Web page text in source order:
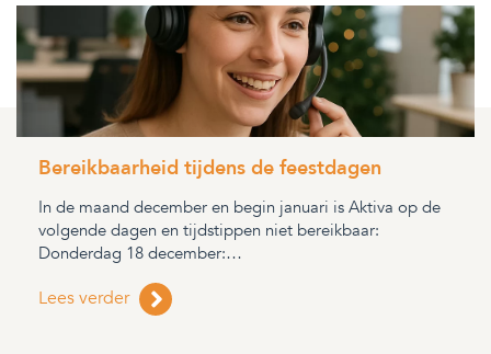
Bereikbaarheid tijdens de feestdagen
In de maand december en begin januari is Aktiva op de
volgende dagen en tijdstippen niet bereikbaar:
Donderdag 18 december:…
Lees verder